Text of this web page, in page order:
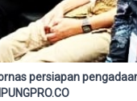
persiapan